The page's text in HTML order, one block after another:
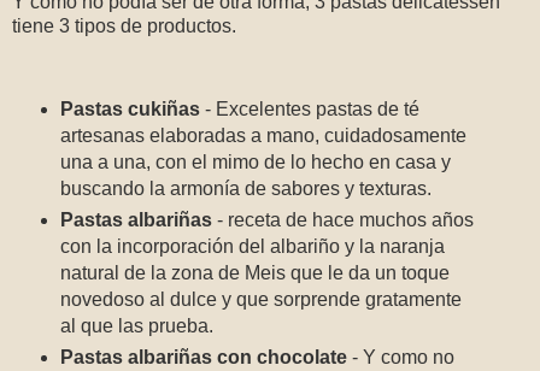
tiene 3 tipos de productos.
Pastas cukiñas- Excelentes pastas de té
artesanas elaboradas a mano, cuidadosamente
una a una, con el mimo de lo hecho en casa y
buscando la armonía de sabores y texturas.
Pastas albariñas- receta de hace muchos años
con la incorporación del albariño y la naranja
natural de la zona de Meis que le da un toque
novedoso al dulce y que sorprende gratamente
al que las prueba.
Pastas albariñas con chocolate- Y como no